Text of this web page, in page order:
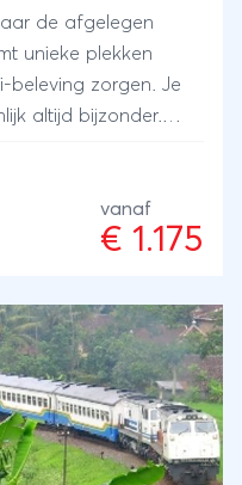
de afgelegen
unieke plekken
beleving zorgen. Je
altijd bijzonder.
boekje.
vanaf
€ 1.175